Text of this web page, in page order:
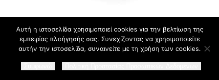
Χειροποίητο Κεραμικό Πόμολο
γκρι σιελ με μαργαρίτες (4cm-
6cm-4mm)
Αυτή η ιστοσελίδα χρησιμοποιεί cookies για την βελτίωση της
εμπειρίας πλοήγησής σας. Συνεχίζοντας να χρησιμοποιείτε
αυτήν την ιστοσελίδα, συναινείτε με τη χρήση των cookies.